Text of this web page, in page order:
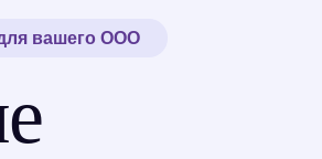
вашего ООО